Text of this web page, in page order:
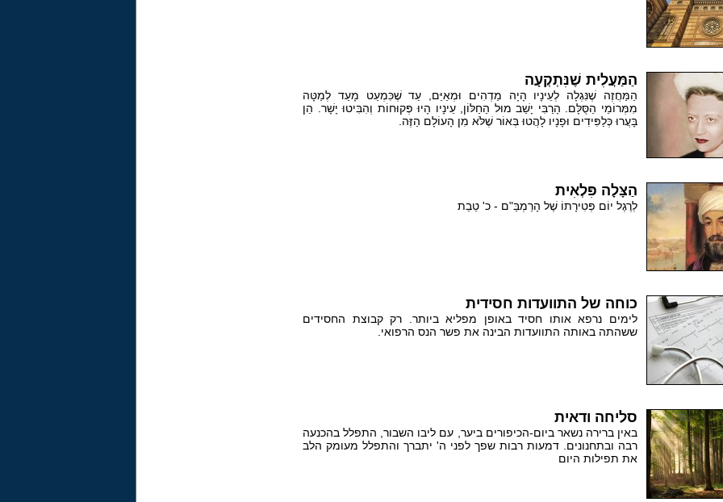
הַמַּעֲלִית שֶׁנִּתְקְעָה
הַמַּחֲזֶה שֶׁנִּגְלָה לְעֵינָיו הָיָה מַדְהִים וּמְאַיֵּם, עַד שֶׁכִּמְעַט מָעַד לְמַטָּה
מִמְּרוֹמֵי הַסֻּלָּם. הָרַבִּי יָשַׁב מוּל הַחַלּוֹן, עֵינָיו הָיוּ פְּקוּחוֹת וְהִבִּיטוּ יָשָׁר. הֵן
בָּעֲרוּ כְּלַפִּידִים וּפָנָיו לָהֲטוּ בְּאוֹר שֶׁלֹּא מִן הָעוֹלָם הַזֶּה.
הַצָּלָה פִּלְאִית
לְרֶגֶל יוֹם פְּטִירָתוֹ שֶׁל הָרַמְבַּ"ם - כ' טֵבֵת
כוחה של התוועדות חסידית
לימים נרפא אותו חסיד באופן מפליא ביותר. רק קבוצת החסידים
ששהתה באותה התוועדות הבינה את פשר הנס הרפואי.
סליחה ודאית
באין ברירה נשאר ביום-הכיפורים ביער, עם ליבו השבור, התפלל בהכנעה
רבה ובתחנונים. דמעות רבות שפך לפני ה' יתברך והתפלל מעומק הלב
את תפילות היום